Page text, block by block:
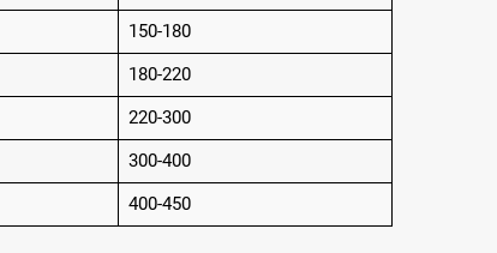
150-180
180-220
220-300
300-400
400-450